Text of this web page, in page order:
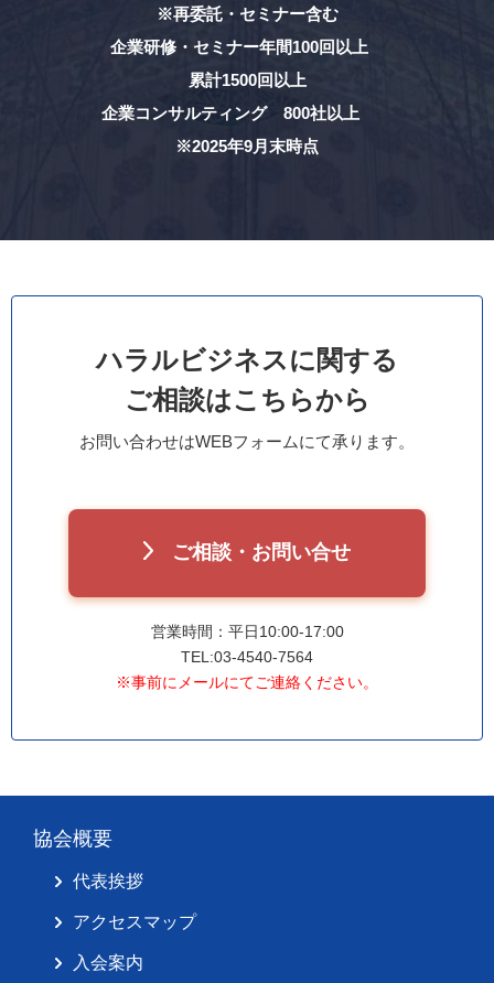
※再委託・セミナー含む
企業研修・セミナー年間100回以上
累計1500回以上
企業コンサルティング 800社以上
※2025年9月末時点
ハラルビジネスに関する
ご相談はこちらから
お問い合わせはWEBフォームにて承ります。
ご相談・お問い合せ
営業時間：平日10:00-17:00
TEL:03-4540-7564
※事前にメールにてご連絡ください。
協会概要
代表挨拶
アクセスマップ
入会案内